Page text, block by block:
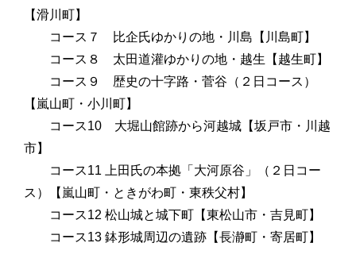
【滑川町】
コース７ 比企氏ゆかりの地・川島 【川島町】
コース８ 太田道灌ゆかりの地・越生 【越生町】
コース９ 歴史の十字路・菅谷（２日コース）
【 嵐山町・小川町】
コース10 大堀山館跡から河越城 【坂戸市・川越
市】
コース11 上田氏の本拠「大河原谷」（２日コー
ス）
【嵐山町・ときがわ町・東秩父村】
コース12 松山城と城下町 【東松山市・吉見町】
コース13 鉢形城周辺の遺跡 【長瀞町・寄居町】